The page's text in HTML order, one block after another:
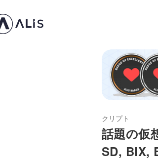
クリプト
話題の仮
SD, BIX,